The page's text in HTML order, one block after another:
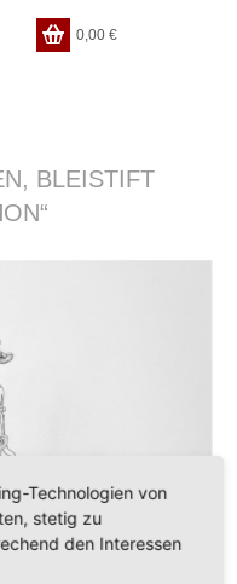
0,00€
Technologien von
stetig zu
den Interessen